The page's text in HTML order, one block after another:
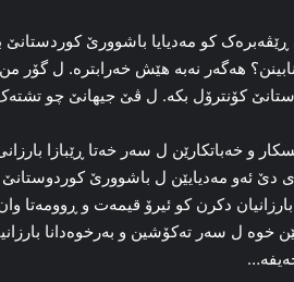
کو مه‌دیایا باشوورێ کوردستانێ
هه‌گه‌ر نە‌به‌ هێش خه‌رابتره‌. ل گۆر
کۆنترۆل بکه‌. ل ڤێ جیهانێ چو
و خه‌باتکارێن ل سه‌ر خه‌تا ڕێبازا
ئه‌و مه‌دیایێن ل باشوورێ کوردوستانێ
دکرن کو ئیرۆ قیمه‌ت و ڕوومه‌تا
خوه‌ ل سه‌ر ته‌کۆشین و به‌رخوه‌دانا